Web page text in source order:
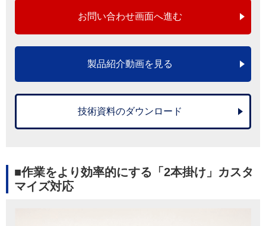
お問い合わせ画面へ進む
製品紹介動画を見る
技術資料のダウンロード
■作業をより効率的にする「2本掛け」カスタ
マイズ対応